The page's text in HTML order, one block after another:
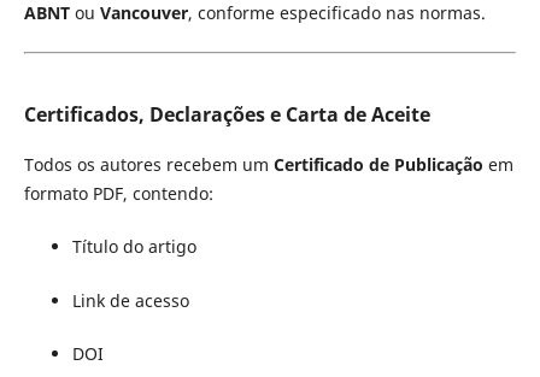
ABNTou Vancouver, conforme especificado nas normas.
Certificados, Declarações e Carta de Aceite
Todos os autores recebem um Certificado de Publicação em
formato PDF, contendo:
Título do artigo
Link de acesso
DOI